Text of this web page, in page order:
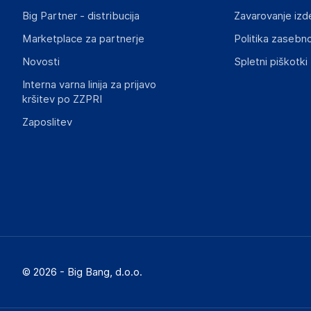
Slike o varnosti izdelka
Slike o varnosti izdelka vsebujejo opozorila na embalaži
Big Partner - distribucija
Marketplace za partnerje
Novosti
Interna varna linija za prijavo
kršitev po ZZPRI
Zaposlitev
Zavarovanje
Politika
Spletni piškotki
© 2026 - Big Bang, d.o.o.